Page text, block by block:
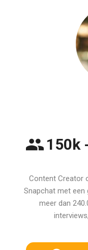
150k
Content Creator
Snapchat met
meer dan